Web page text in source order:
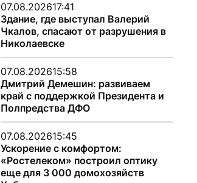
07.08.202617:41
Здание, где выступал Валерий
Чкалов, спасают от разрушения в
Николаевске
07.08.202615:58
Дмитрий Демешин: развиваем
край с поддержкой Президента и
Полпредства ДФО
07.08.202615:45
Ускорение с комфортом:
«Ростелеком» построил оптику
еще для 3 000 домохозяйств